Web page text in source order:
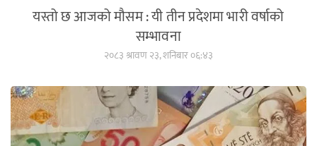
यस्तो छ आजको मौसम : यी तीन प्रदेशमा भारी वर्षाको
सम्भावना
२०८३ श्रावण २३, शनिबार ०६:४३